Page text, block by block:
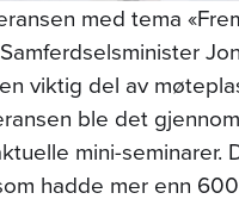
med tema
viktig del av
ble det
mini-seminarer.
hadde mer enn